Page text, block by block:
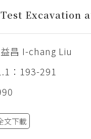
Excavation
昌 I-chang Liu
：193-291
文下載